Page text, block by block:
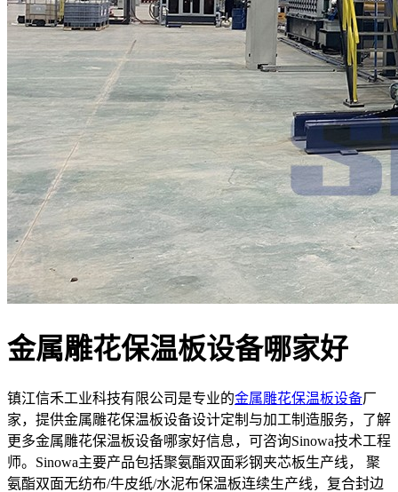
金属雕花保温板设备哪家好
镇江信禾工业科技有限公司是专业的金属雕花保温板设备厂
家，提供金属雕花保温板设备设计定制与加工制造服务，了解
更多金属雕花保温板设备哪家好信息，可咨询Sinowa技术工程
师。Sinowa主要产品包括聚氨酯双面彩钢夹芯板生产线， 聚
氨酯双面无纺布/牛皮纸/水泥布保温板连续生产线，复合封边